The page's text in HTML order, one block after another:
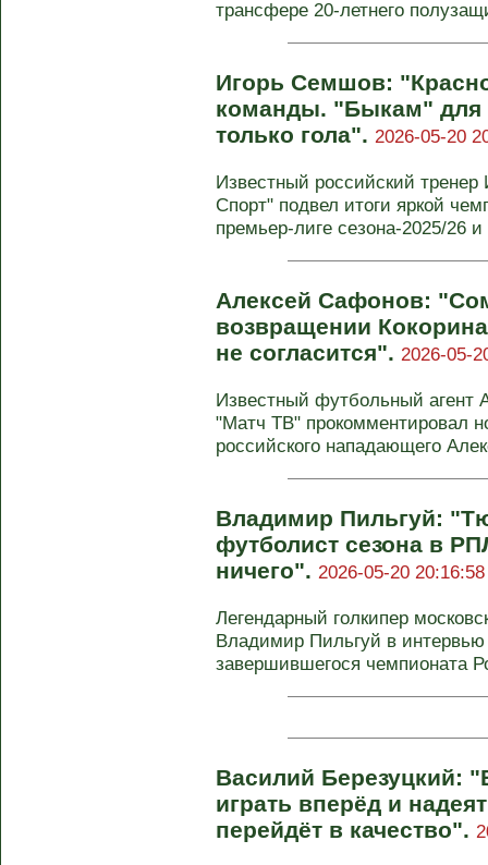
трансфере 20-летнего
Игорь Семшов:
команды. "Быкам" для
только гола". 2026-05-20
Известный российский
Спорт" подвел итоги яркой
премьер-лиге сезона-2025/26
Алексей Сафонов:
возвращении
не согласится". 2026-05-
Известный футбольный агент
"Матч ТВ" прокомментировал
российского нападающего
Владимир Пильгуй:
футболист сезона в
ничего". 2026-05-20 20:16:58
Легендарный голкипер
Владимир Пильгуй в
завершившегося чемпионата
Василий Березуцкий:
играть вперёд и
перейдёт в качество".